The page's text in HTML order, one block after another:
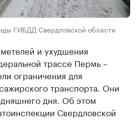
ГИБДД Свердловской области
и ухудшения
трассе Пермь –
ограничения для
транспорта. Они
дня. Об этом
Свердловской